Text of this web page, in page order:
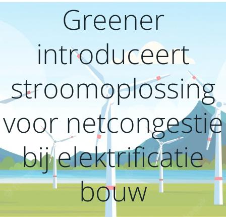
Greener
introduceert
stroomoplossing
voor netcongestie
bij elektrificatie
bouw